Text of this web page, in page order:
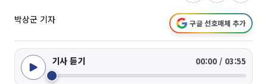
박상군 기자 구글 선호매체 추가
기사 듣기 00:00 / 03:55